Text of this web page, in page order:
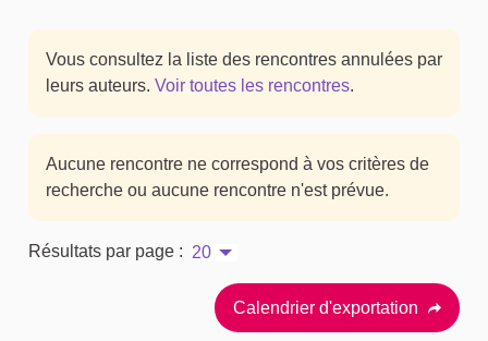
Vous consultez la liste des rencontres annulées par
leurs auteurs. Voir toutes les rencontres.
Aucune rencontre ne correspond à vos critères de
recherche ou aucune rencontre n'est prévue.
Résultats par page : 20
Calendrier d'exportation